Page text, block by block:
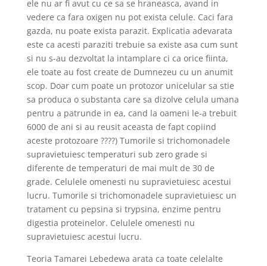
ele nu ar fi avut cu ce sa se hraneasca, avand in
vedere ca fara oxigen nu pot exista celule. Caci fara
gazda, nu poate exista parazit. Explicatia adevarata
este ca acesti paraziti trebuie sa existe asa cum sunt
si nu s-au dezvoltat la intamplare ci ca orice fiinta,
ele toate au fost create de Dumnezeu cu un anumit
scop. Doar cum poate un protozor unicelular sa stie
sa produca o substanta care sa dizolve celula umana
pentru a patrunde in ea, cand la oameni le-a trebuit
6000 de ani si au reusit aceasta de fapt copiind
aceste protozoare ????) Tumorile si trichomonadele
supravietuiesc temperaturi sub zero grade si
diferente de temperaturi de mai mult de 30 de
grade. Celulele omenesti nu supravietuiesc acestui
lucru. Tumorile si trichomonadele supravietuiesc un
tratament cu pepsina si trypsina, enzime pentru
digestia proteinelor. Celulele omenesti nu
supravietuiesc acestui lucru.
Teoria Tamarei Lebedewa arata ca toate celelalte